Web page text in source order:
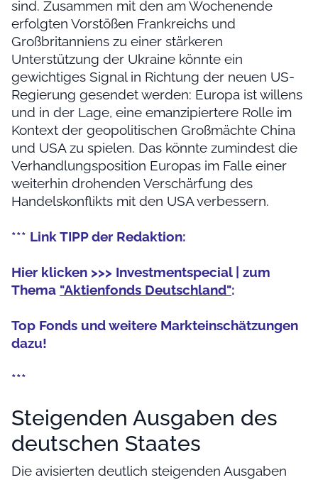
sind. Zusammen mit den am Wochenende
erfolgten Vorstößen Frankreichs und
Großbritanniens zu einer stärkeren
Unterstützung der Ukraine könnte ein
gewichtiges Signal in Richtung der neuen US-
Regierung gesendet werden: Europa ist willens
und in der Lage, eine emanzipiertere Rolle im
Kontext der geopolitischen Großmächte China
und USA zu spielen. Das könnte zumindest die
Verhandlungsposition Europas im Falle einer
weiterhin drohenden Verschärfung des
Handelskonflikts mit den USA verbessern.
*** Link TIPP der Redaktion:
Hier klicken >>> Investmentspecial | zum
Thema "Aktienfonds Deutschland":
Top Fonds und weitere Markteinschätzungen
dazu!
***
Steigenden Ausgaben des
deutschen Staates
Die avisierten deutlich steigenden Ausgaben